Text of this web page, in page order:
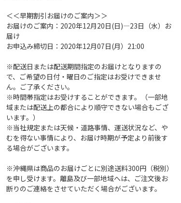
＜＜早期割引お届けのご案内＞＞
お届けのご案内：2020年12月20日(日)―23日（水）お
届け
お申込み締切日：2020年12月07日(月）21:00
※配送日または配送期間指定のお届けとなりますの
で、ご希望の日付・曜日のご指定はお受けできませ
ん。ご了承ください。
※時間帯指定はお受けすることができます。（一部地
域または配送上の都合により順守できない場合もござ
います。）
※当社規定または天候・道路事情、運送状況など、や
むを得ない事情により、お届け時期が予定より前後す
る場合がございます。
※沖縄県は商品のお届けごとに別途送料300円（税別）
を申し受けます。離島及び一部地域へは、ご注文後お
断りのご連絡をさせていただく場合がございます。